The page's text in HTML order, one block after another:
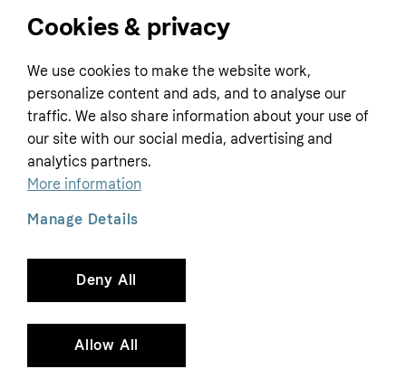
Home
Customer service
Terms & conditions
Privacy policy
Tracking technology notice
Business
Sell with Klarna
Contact us
Global
Klarna.com
Cookies & privacy
We use cookies to make the website work,
personalize content and ads, and to analyse our
traffic. We also share information about your use of
our site with our social media, advertising and
analytics partners.
More information
Deny All
Allow All
Manage Details